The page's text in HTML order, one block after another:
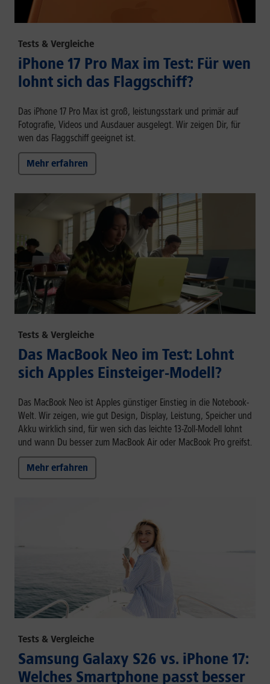
Tests & Vergleiche
iPhone 17 Pro Max im Test: Für wen
lohnt sich das Flaggschiff?
Das iPhone 17 Pro Max ist groß, leistungsstark und primär auf
Fotografie, Videos und Ausdauer ausgelegt. Wir zeigen Dir, für
wen das Flaggschiff geeignet ist.
Mehr erfahren
Tests & Vergleiche
Das MacBook Neo im Test: Lohnt
sich Apples Einsteiger-Modell?
Das MacBook Neo ist Apples günstiger Einstieg in die Notebook-
Welt. Wir zeigen, wie gut Design, Display, Leistung, Speicher und
Akku wirklich sind, für wen sich das leichte 13-Zoll-Modell lohnt
und wann Du besser zum MacBook Air oder MacBook Pro greifst.
Mehr erfahren
Tests & Vergleiche
Samsung Galaxy S26 vs. iPhone 17:
Welches Smartphone passt besser